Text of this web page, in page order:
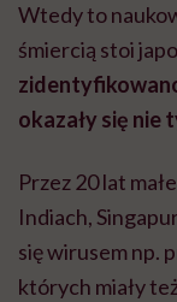
Wtedy to
śmiercią stoi
okazały się nie
Przez 20 lat
Indiach,
się wirusem np.
których miały